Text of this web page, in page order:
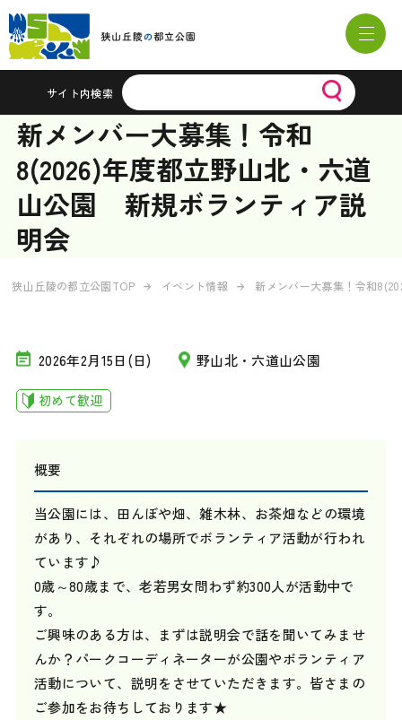
サイト内検索
新メンバー大募集！令和
8(2026)年度都立野山北・六道
山公園 新規ボランティア説
明会
狭山丘陵の都立公園TOP イベント情報 新メンバー大募集！令和
2026年2月15日(日) 野山北・六道山公園
初めて歓迎
概要
当公園には、田んぼや畑、雑木林、お茶畑などの環境
があり、それぞれの場所でボランティア活動が行われ
ています♪
0歳～80歳まで、老若男女問わず約300人が活動中で
す。
ご興味のある方は、まずは説明会で話を聞いてみませ
んか？パークコーディネーターが公園やボランティア
活動について、説明をさせていただきます。皆さまの
ご参加をお待ちしております★